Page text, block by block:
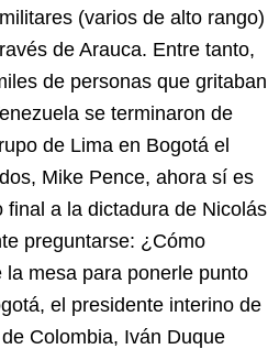
(varios de alto rango)
de Arauca. Entre tanto,
de personas que gritaban
se terminaron de
de Lima en Bogotá el
Mike Pence, ahora sí es
a la dictadura de Nicolás
preguntarse: ¿Cómo
mesa para ponerle punto
el presidente interino de
Colombia, Iván Duque